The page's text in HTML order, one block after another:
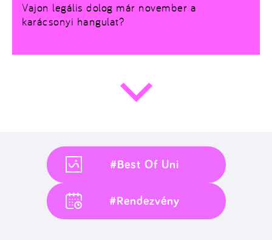
Vajon legális dolog már november a
karácsonyi hangulat?
#Best Of Uni
#Rendezvény